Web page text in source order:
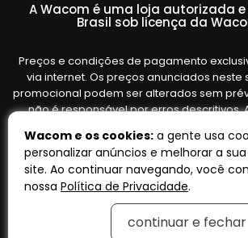
A Wacom é uma loja autorizada
Brasil sob licença da
Preços e condições de pagamento
via internet. Os preços anunciados neste
promocional podem ser alterados sem
não é responsável por erros descritivos.
variar de acordo com o fornecedor/lote do
válidas até o término de nossos estoques.
análise e confirmação de
Wacom e os cookies: a gente usa
personalizar anúncios e melhorar a
site. Ao continuar navegando, você
nossa Política de Privacidade.
continuar e fechar